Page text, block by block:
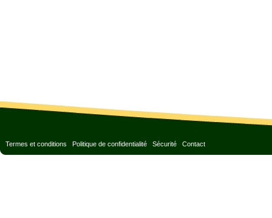
Termes et conditions Politique de confidentialité Sécurité Contact